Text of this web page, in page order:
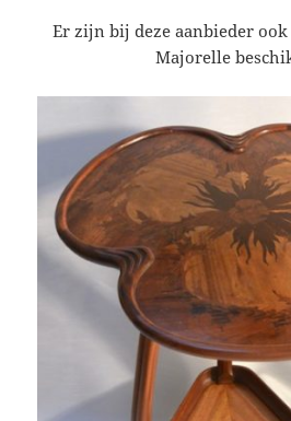
Er zijn bij deze aanbieder
Majorelle